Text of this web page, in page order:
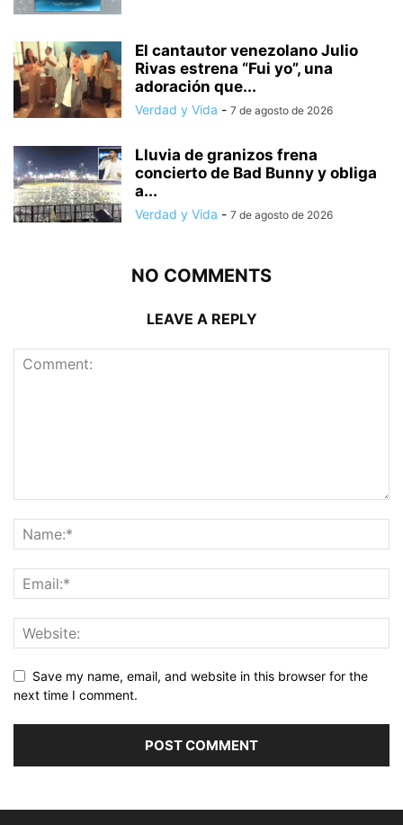
El cantautor venezolano Julio
Rivas estrena “Fui yo”, una
adoración que...
Verdad y Vida - 7 de agosto de 2026
Lluvia de granizos frena
concierto de Bad Bunny y obliga
a...
Verdad y Vida - 7 de agosto de 2026
NO COMMENTS
LEAVE A REPLY
Save my name, email, and website in this browser for the
next time I comment.